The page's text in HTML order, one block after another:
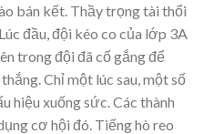
bán kết. Thầy trọng tài thổi
đầu, đội kéo co của lớp 3A
trong đội đã cố gắng để
Chỉ một lúc sau, một số
hiệu xuống sức. Các thành
cơ hội đó. Tiếng hò reo